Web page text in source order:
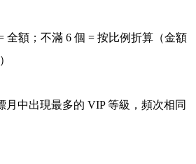
全額；不滿 6 個 = 按比例折算（金額
月中出現最多的 VIP 等級，頻次相同